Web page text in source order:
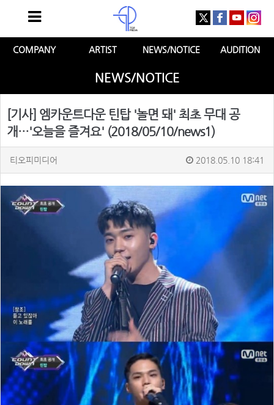
COMPANY ARTIST NEWS/NOTICE AUDITION
NEWS/NOTICE
[기사] 엠카운트다운 틴탑 '놀면 돼' 최초 무대 공
개…'오늘을 즐겨요' (2018/05/10/news1)
티오피미디어 2018.05.10 18:41